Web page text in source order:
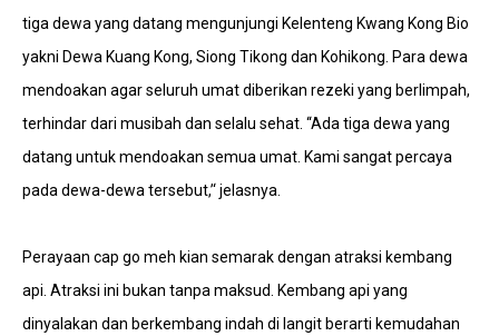
tiga dewa yang datang mengunjungi Kelenteng Kwang Kong Bio
yakni Dewa Kuang Kong, Siong Tikong dan Kohikong. Para dewa
mendoakan agar seluruh umat diberikan rezeki yang berlimpah,
terhindar dari musibah dan selalu sehat. ‘‘Ada tiga dewa yang
datang untuk mendoakan semua umat. Kami sangat percaya
pada dewa-dewa tersebut,’‘ jelasnya.
Perayaan cap go meh kian semarak dengan atraksi kembang
api. Atraksi ini bukan tanpa maksud. Kembang api yang
dinyalakan dan berkembang indah di langit berarti kemudahan